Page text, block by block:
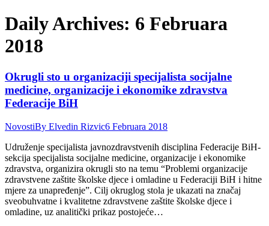
Daily Archives: 6 Februara
2018
Okrugli sto u organizaciji specijalista socijalne
medicine, organizacije i ekonomike zdravstva
Federacije BiH
NovostiBy Elvedin Rizvic6 Februara 2018
Udruženje specijalista javnozdravstvenih disciplina Federacije BiH-
sekcija specijalista socijalne medicine, organizacije i ekonomike
zdravstva, organizira okrugli sto na temu “Problemi organizacije
zdravstvene zaštite školske djece i omladine u Federaciji BiH i hitne
mjere za unapređenje”. Cilj okruglog stola je ukazati na značaj
sveobuhvatne i kvalitetne zdravstvene zaštite školske djece i
omladine, uz analitički prikaz postojeće…